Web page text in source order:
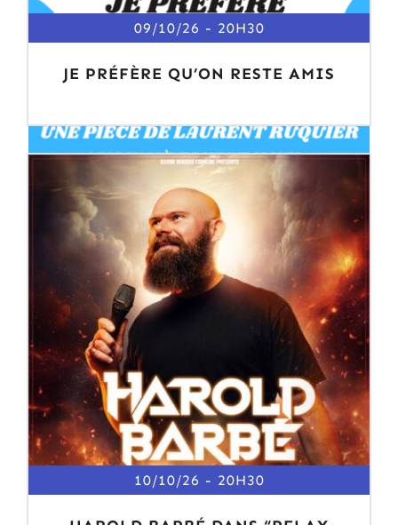
09/10/26 20H30
JE PRÉFÈRE QU’ON RESTE AMIS
10/10/26 20H30